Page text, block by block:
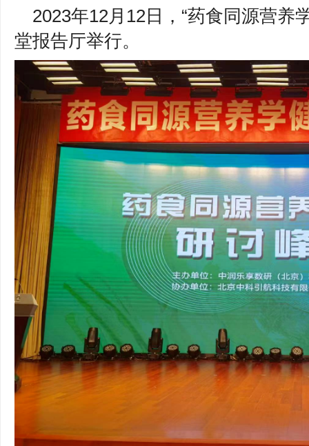
2023年12月12日，“药食同源营养
堂报告厅举行。